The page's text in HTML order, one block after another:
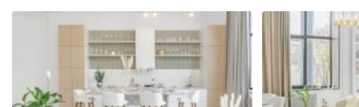
— зона с рабочим деревянным столом и кожаным креслом на фоне
фактурной стены с деревянными вставками;
— большое панорамное окно.